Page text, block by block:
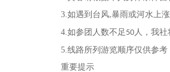
3.如遇到台风,暴雨或河水上
4.如参团人数不足 50人，我社
5.线路所列游览顺序仅供参
重要提示